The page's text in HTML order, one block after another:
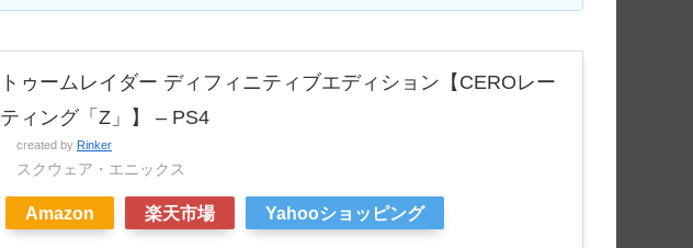
トゥームレイダー ディフィニティブエディション【CEROレー
ティング「Z」】 – PS4
created by Rinker
スクウェア・エニックス
Amazon 楽天市場 Yahooショッピング